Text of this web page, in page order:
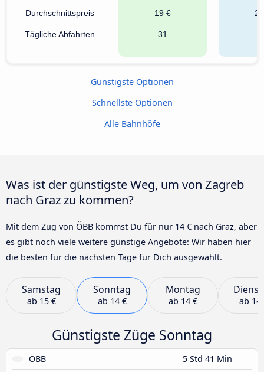
Durchschnittspreis
Tägliche Abfahrten
19 €
31
Günstigste Optionen
Schnellste Optionen
Alle Bahnhöfe
Was ist der günstigste Weg, um von Zagreb
nach Graz zu kommen?
Mit dem Zug von ÖBB kommst Du für nur 14 € nach Graz, aber
es gibt noch viele weitere günstige Angebote: Wir haben hier
die besten für die nächsten Tage für Dich ausgewählt.
Samstag
ab 15 €
Sonntag
ab 14 €
Montag
ab 14 € ab 14
Günstigste Züge Sonntag
ÖBB 5 Std 41 Min